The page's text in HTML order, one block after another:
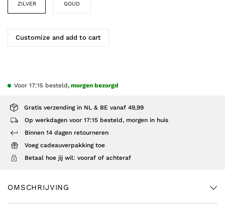
ZILVER GOUD
Gratis verzending in NL & BE vanaf 49,99
Op werkdagen voor 17:15 besteld, morgen in huis
Binnen 14 dagen retourneren
Voeg cadeauverpakking toe
Betaal hoe jij wil: vooraf of achteraf
Customize and add to cart
Voor 17:15 besteld, morgen bezorgd
OMSCHRIJVING